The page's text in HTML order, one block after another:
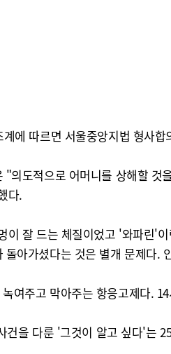
에 따르면 서울중앙지법 형사
"의도적으로 어머니를 상해할
다.
이 잘 드는 체질이었고 '와파린'
돌아가셨다는 것은 별개 문제다.
여주고 막아주는 항응고제다.
건을 다룬 '그것이 알고 싶다'는